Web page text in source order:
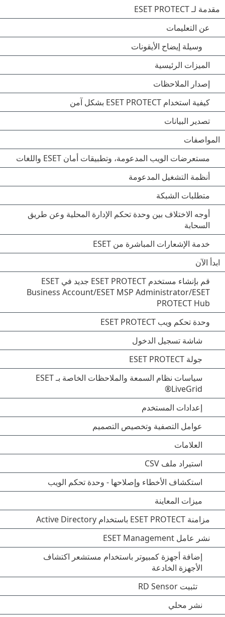
مقدمة لـ ESET PROTECT
عن التعليمات
وسيلة إيضاح الأيقونات
الميزات الرئيسية
إصدار الملاحظات
كيفية استخدام ESET PROTECT بشكل آمن
تصدير البيانات
المواصفات
مستعرضات الويب المدعومة، وتطبيقات أمان ESET واللغات
أنظمة التشغيل المدعومة
متطلبات الشبكة
أوجه الاختلاف بين وحدة تحكم الإدارة المحلية وعن طريق
السحابة
خدمة الإشعارات المباشرة من ESET
ابدأ الآن
قم بإنشاء مستخدم ESET PROTECT جديد في ESET
Business Account/ESET MSP Administrator/ESET
PROTECT Hub
وحدة تحكم ويب ESET PROTECT
شاشة تسجيل الدخول
جولة ESET PROTECT
سياسات نظام السمعة والملاحظات الخاصة بـ ESET
LiveGrid®
إعدادات المستخدم
عوامل التصفية وتخصيص التصميم
العلامات
استيراد ملف CSV
استكشاف الأخطاء وإصلاحها - وحدة تحكم الويب
ميزات المعاينة
مزامنة ESET PROTECT باستخدام Active Directory
نشر عامل ESET Management
إضافة أجهزة كمبيوتر باستخدام مستشعر اكتشاف
الأجهزة الخادعة
تثبيت RD Sensor
نشر محلي